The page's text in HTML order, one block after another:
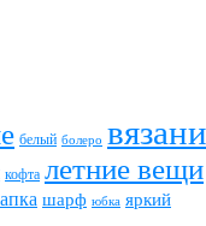
белый болеро
кофта летние вещи
шарф юбка яркий